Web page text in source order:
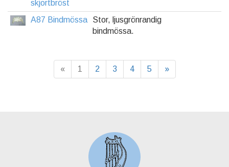
skjortbröst
A87 Bindmössa
Stor, ljusgrönrandig
bindmössa.
« 1 2 3 4 5 »